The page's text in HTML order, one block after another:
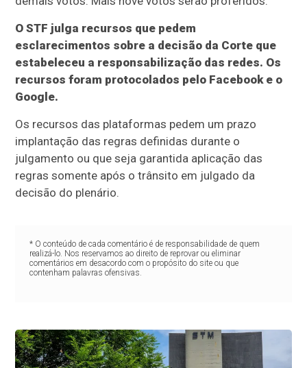
O STF julga recursos que pedem
esclarecimentos sobre a decisão da Corte que
estabeleceu a responsabilização das redes. Os
recursos foram protocolados pelo Facebook e o
Google.
Os recursos das plataformas pedem um prazo
implantação das regras definidas durante o
julgamento ou que seja garantida aplicação das
regras somente após o trânsito em julgado da
decisão do plenário.
* O conteúdo de cada comentário é de responsabilidade de quem
realizá-lo. Nos reservamos ao direito de reprovar ou eliminar
comentários em desacordo com o propósito do site ou que
contenham palavras ofensivas.